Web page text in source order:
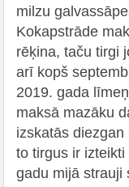
milzu
Kokapstrāde
rēķina, taču tirgi
arī kopš
2019. gada
maksā mazāku
izskatās
to tirgus ir
gadu mijā strauji